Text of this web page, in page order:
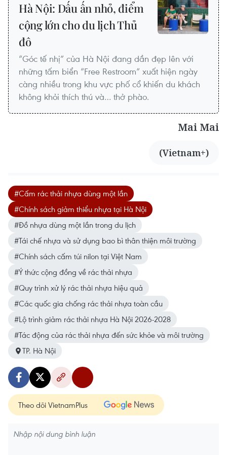
Hà Nội: Dấu ấn nhỏ, điểm
cộng lớn cho du lịch Thủ
đô
“Góc tế nhị” của Hà Nội đang dần đẹp lên với
những tấm biển “Free Restroom” xuất hiện ngày
càng nhiều trong khu vực phố cổ khiến du khách
không khỏi thích thú và… thở phào.
Mai Mai
(Vietnam+)
#Cấm rác thải nhựa dùng một lần
#Chính sách giảm thiểu nhựa tại Hà Nội
#Đồ nhựa dùng một lần trong du lịch
#Tái chế nhựa và sử dụng bao bì thân thiện môi trường
#Chính sách cấm túi nilon tại Việt Nam
#Ý thức cộng đồng về rác thải nhựa
#Quy trình xử lý rác thải nhựa hiệu quả
#Các quốc gia chống rác thải nhựa toàn cầu
#Lộ trình giảm rác thải nhựa Hà Nội 2026-2028
#Tác động của rác thải nhựa đến sức khỏe và môi trường
TP. Hà Nội
Theo dõi VietnamPlus